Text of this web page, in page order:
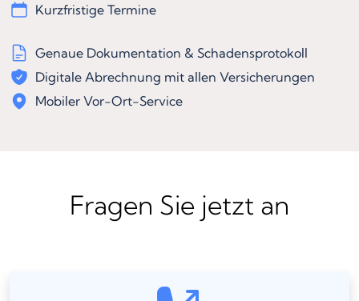
Kurzfristige Termine
Genaue Dokumentation & Schadensprotokoll
Digitale Abrechnung mit allen Versicherungen
Mobiler Vor-Ort-Service
Fragen Sie jetzt an